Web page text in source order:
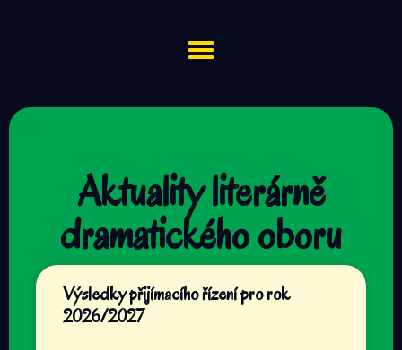
Aktuality literárně
dramatického oboru
Výsledky přijímacího řízení pro rok
2026/2027